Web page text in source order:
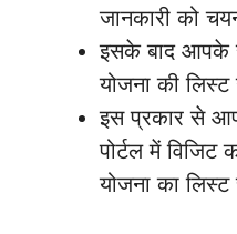
जानकारी को
इसके बाद आपके
योजना की
इस प्रकार से
पोर्टल में विजिट
योजना का